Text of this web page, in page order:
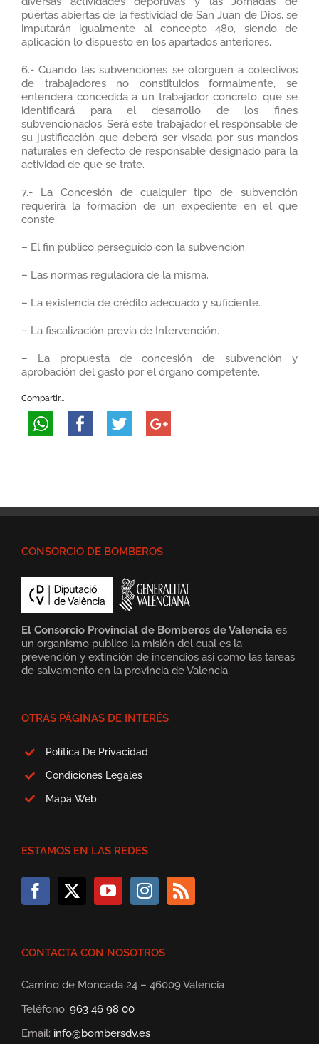
puertas abiertas de la festividad de San Juan de Dios, se
imputarán igualmente al concepto 480, siendo de
aplicación lo dispuesto en los apartados anteriores.
6.- Cuando las subvenciones se otorguen a colectivos
de trabajadores no constituidos formalmente, se
entenderá concedida a un trabajador concreto, que se
identificará para el desarrollo de los fines
subvencionados. Será este trabajador el responsable de
su justificación que deberá ser visada por sus mandos
naturales en defecto de responsable designado para la
actividad de que se trate.
7.- La Concesión de cualquier tipo de subvención
requerirá la formación de un expediente en el que
conste:
– El fin público perseguido con la subvención.
– Las normas reguladora de la misma.
– La existencia de crédito adecuado y suficiente.
– La fiscalización previa de Intervención.
– La propuesta de concesión de subvención y
aprobación del gasto por el órgano competente.
Compartir...
CONSORCIO DE BOMBEROS
El Consorcio Provincial de Bomberos de Valencia es
un organismo publico la misión del cual es la
prevención y extinción de incendios asi como las tareas
de salvamento en la provincia de Valencia.
OTRAS PÁGINAS DE INTERÉS
Política De Privacidad
Condiciones Legales
Mapa Web
ESTAMOS EN LAS REDES
CONTACTA CON NOSOTROS
Camino de Moncada 24 – 46009 Valencia
Teléfono: 963 46 98 00
Email: info@bombersdv.es